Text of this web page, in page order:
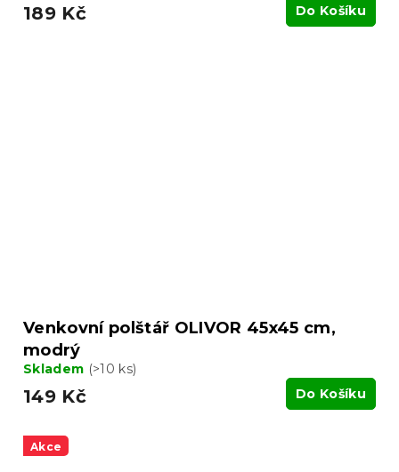
189 Kč Do Košíku
Venkovní polštář OLIVOR 45x45 cm,
modrý
Skladem (>10 ks)
149 Kč Do Košíku
Akce